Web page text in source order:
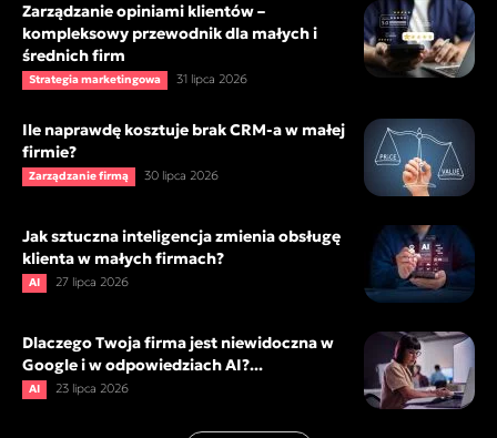
Zarządzanie opiniami klientów –
kompleksowy przewodnik dla małych i
średnich firm
Strategia marketingowa 31 lipca 2026
Ile naprawdę kosztuje brak CRM-a w małej
firmie?
Zarządzanie firmą 30 lipca 2026
Jak sztuczna inteligencja zmienia obsługę
klienta w małych firmach?
AI 27 lipca 2026
Dlaczego Twoja firma jest niewidoczna w
Google i w odpowiedziach AI?...
AI 23 lipca 2026